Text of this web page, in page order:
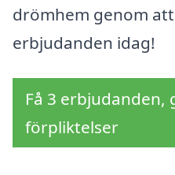
drömhem genom
erbjudanden idag!
Få 3 erbjudanden,
förpliktelser